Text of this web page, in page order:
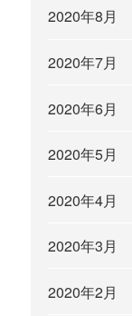
2020年8月
2020年7月
2020年6月
2020年5月
2020年4月
2020年3月
2020年2月